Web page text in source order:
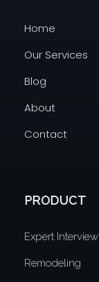
Home
Our Services
Blog
About
Contact
PRODUCT
Expert Interview
Remodeling